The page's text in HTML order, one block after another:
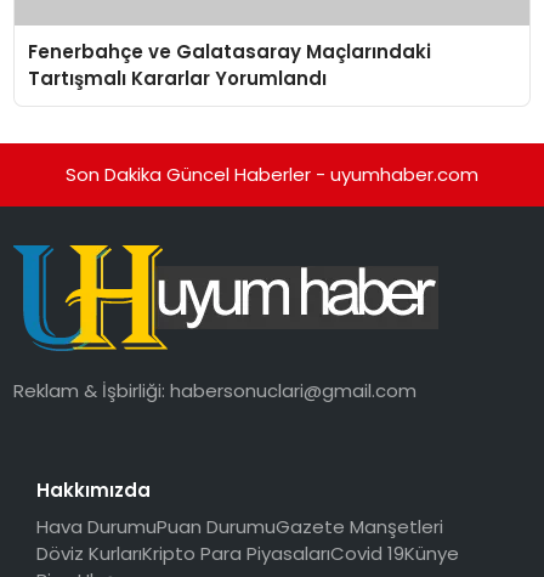
Fenerbahçe ve Galatasaray Maçlarındaki
Tartışmalı Kararlar Yorumlandı
Son Dakika Güncel Haberler - uyumhaber.com
Reklam & İşbirliği:habersonuclari@gmail.com
Hakkımızda
Hava DurumuPuan DurumuGazete Manşetleri
Döviz KurlarıKripto Para PiyasalarıCovid 19Künye